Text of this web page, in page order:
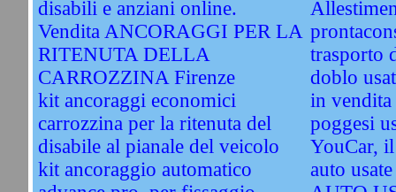
disabili e anziani online.
Vendita ANCORAGGI PER LA
RITENUTA DELLA
CARROZZINA Firenze
kit ancoraggi economici
carrozzina per la ritenuta del
disabile al pianale del veicolo
kit ancoraggio automatico
trasporto
doblo
in
poggesi
YouCar,
auto